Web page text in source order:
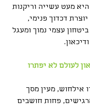
מעט עשייה וריקנות
דכדוך פנימי,
עצמי נמוך ומעגל
לעולם לא יפתרו
אילחוש, מעין מסך
פחות חושבים